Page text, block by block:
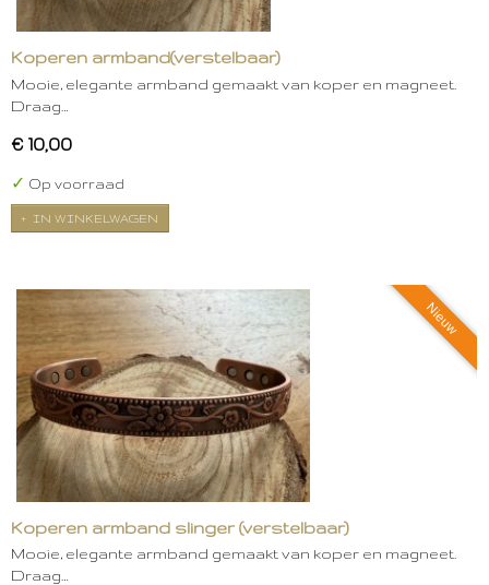
Koperen armband(verstelbaar)
Mooie, elegante armband gemaakt van koper en magneet.
Draag…
€ 10,00
✓ Op voorraad
IN WINKELWAGEN
Nieuw
Koperen armband slinger (verstelbaar)
Mooie, elegante armband gemaakt van koper en magneet.
Draag…